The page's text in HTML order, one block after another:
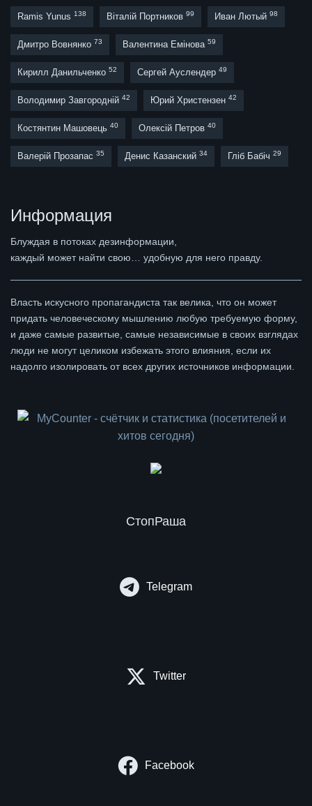
Ramis Yunus 138 Віталій Портников 99 Иван Лютый 98
Дмитро Вовнянко 73 Валентина Емінова 59
Кирилл Данильченко 52 Сергей Ауслендер 49
Володимир Завгородній 42 Юрий Христензен 42
Костянтин Машовець 40 Олексій Петров 40
Валерій Прозапас 35 Денис Казанский 34 Гліб Бабіч 29
Информация
Блуждая в потоках дезинформации,
каждый может найти свою… удобную для него правду.
Власть искусного пропагандиста так велика, что он может
придать человеческому мышлению любую требуемую форму,
и даже самые развитые, самые независимые в своих взглядах
люди не могут целиком избежать этого влияния, если их
надолго изолировать от всех других источников информации.
СтопРаша
Telegram
Twitter
Facebook